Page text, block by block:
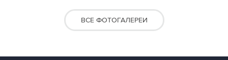
ВСЕ ФОТОГАЛЕРЕИ